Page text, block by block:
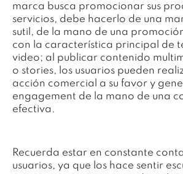
marca busca promocionar sus
servicios, debe hacerlo de una
sutil, de la mano de una
con la característica principal de
video; al publicar contenido
o stories, los usuarios pueden
acción comercial a su favor y
engagement de la mano de una
efectiva.
Recuerda estar en constante
usuarios, ya que los hace sentir